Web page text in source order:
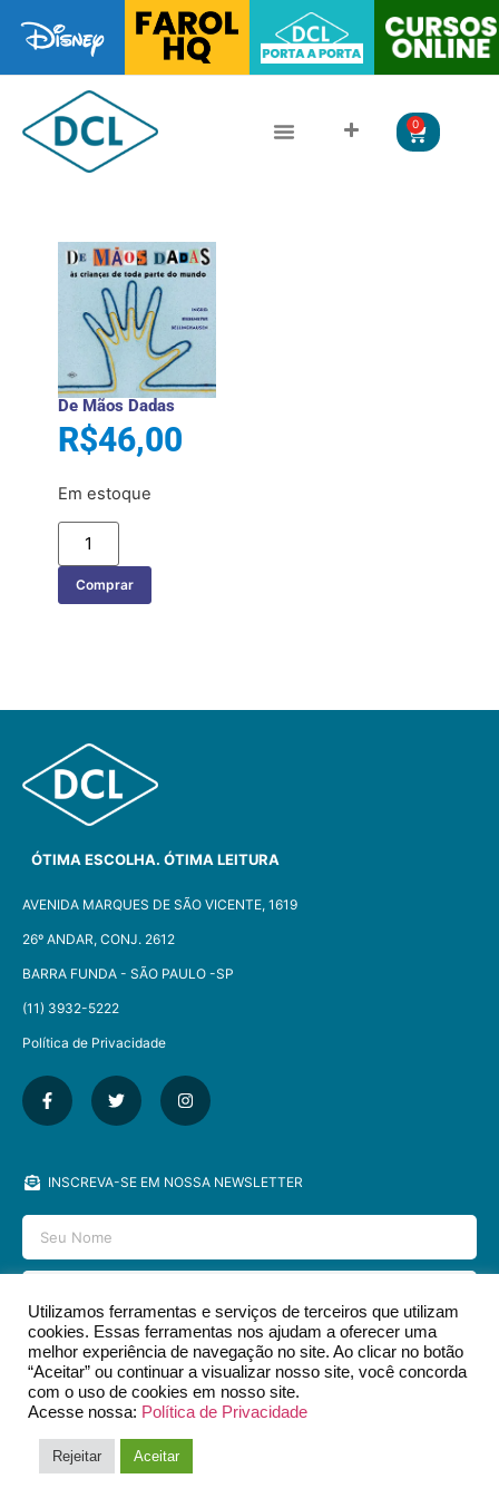
0
De Mãos Dadas
R$46,00
Em estoque
Comprar
ÓTIMA ESCOLHA. ÓTIMA LEITURA
AVENIDA MARQUES DE SÃO VICENTE, 1619
26º ANDAR, CONJ. 2612
BARRA FUNDA - SÃO PAULO -SP​
(11) 3932-5222
Política de Privacidade
INSCREVA-SE EM NOSSA NEWSLETTER
ENVIAR
Utilizamos ferramentas e serviços de terceiros que utilizam
cookies. Essas ferramentas nos ajudam a oferecer uma
melhor experiência de navegação no site. Ao clicar no botão
“Aceitar” ou continuar a visualizar nosso site, você concorda
com o uso de cookies em nosso site.
Acesse nossa: Política de Privacidade
Rejeitar Aceitar